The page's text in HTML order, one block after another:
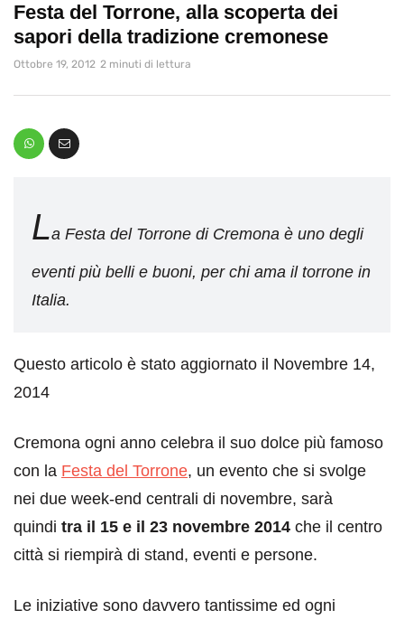
Festa del Torrone, alla scoperta dei
sapori della tradizione cremonese
Ottobre 19, 2012 2 minuti di lettura
La Festa del Torrone di Cremona è uno degli
eventi più belli e buoni, per chi ama il torrone in
Italia.
Questo articolo è stato aggiornato il Novembre 14,
2014
Cremona ogni anno celebra il suo dolce più famoso
con la Festa del Torrone, un evento che si svolge
nei due week-end centrali di novembre, sarà
quindi tra il 15 e il 23 novembre 2014 che il centro
città si riempirà di stand, eventi e persone.
Le iniziative sono davvero tantissime ed ogni